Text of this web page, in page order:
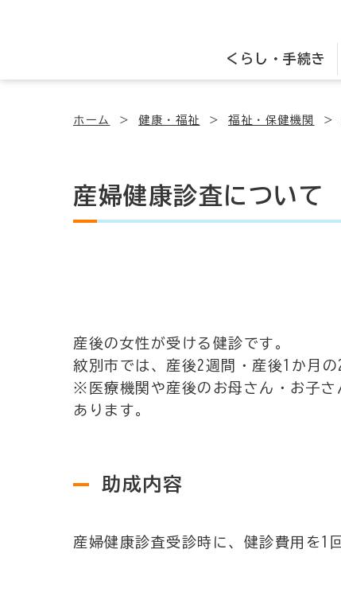
くらし・手続き
ホーム 健康・福祉 福祉・保健機関
産婦健康診査について
産後の女性が受ける健診です。
紋別市では、産後2週間・産後1か月
※医療機関や産後のお母さん・お子さ
あります。
助成内容
産婦健康診査受診時に、健診費用を1